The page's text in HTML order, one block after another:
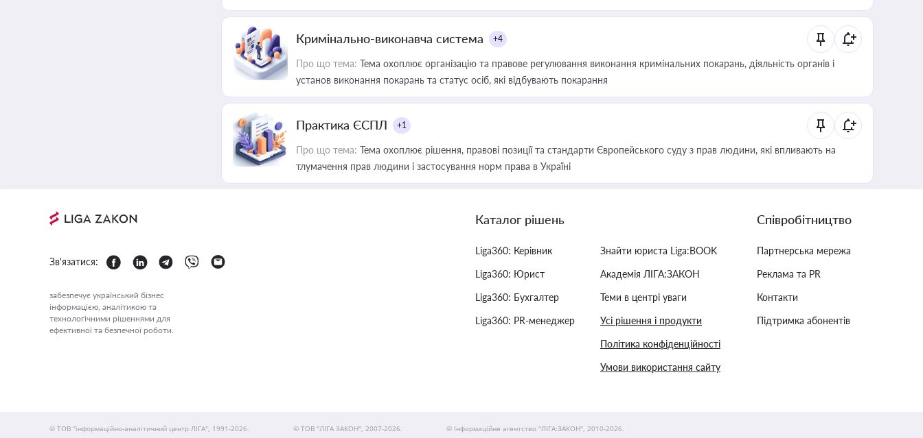
Кримінально-виконавча система +4
Про що тема: Тема охоплює організацію та правове регулювання виконання кримінальних покарань, діяльність органів і
установ виконання покарань та статус осіб, які відбувають покарання
Практика ЄСПЛ +1
Про що тема: Тема охоплює рішення, правові позиції та стандарти Європейського суду з прав людини, які впливають на
тлумачення прав людини і застосування норм права в Україні
Зв'язатися:
забезпечує український бізнес
інформацією, аналітикою та
технологічними рішеннями для
ефективної та безпечної роботи.
Каталог рішень
Liga360: Керівник
Liga360: Юрист
Liga360: Бухгалтер
Liga360: PR-менеджер
Знайти юриста Liga:BOOK
Академія ЛІГА:ЗАКОН
Теми в центрі уваги
Усі рішення і продукти
Політика конфіденційності
Умови використання сайту
Співробітництво
Партнерська мережа
Реклама та PR
Контакти
Підтримка абонентів
© ТОВ "інформаційно-аналітичний центр ЛІГА", 1991-2026. © ТОВ "ЛІГА ЗАКОН", 2007-2026. © Інформаційне агентство "ЛІГА:ЗАКОН", 2010-2026.